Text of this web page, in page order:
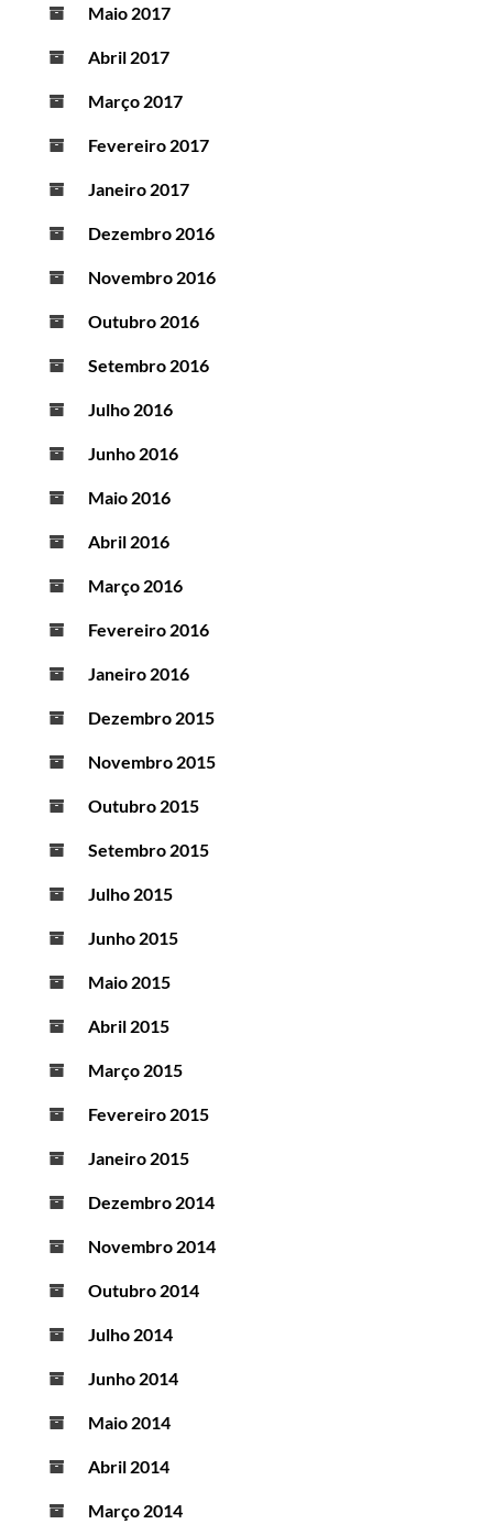
Maio 2017
Abril 2017
Março 2017
Fevereiro 2017
Janeiro 2017
Dezembro 2016
Novembro 2016
Outubro 2016
Setembro 2016
Julho 2016
Junho 2016
Maio 2016
Abril 2016
Março 2016
Fevereiro 2016
Janeiro 2016
Dezembro 2015
Novembro 2015
Outubro 2015
Setembro 2015
Julho 2015
Junho 2015
Maio 2015
Abril 2015
Março 2015
Fevereiro 2015
Janeiro 2015
Dezembro 2014
Novembro 2014
Outubro 2014
Julho 2014
Junho 2014
Maio 2014
Abril 2014
Março 2014